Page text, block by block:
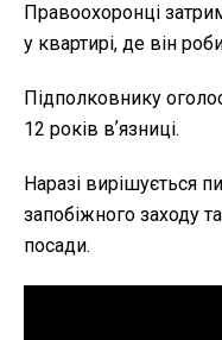
Правоохоронці
у квартирі, де він
Підполковнику
12 років вʼязниці.
Наразі вирішується
запобіжного заходу
посади.